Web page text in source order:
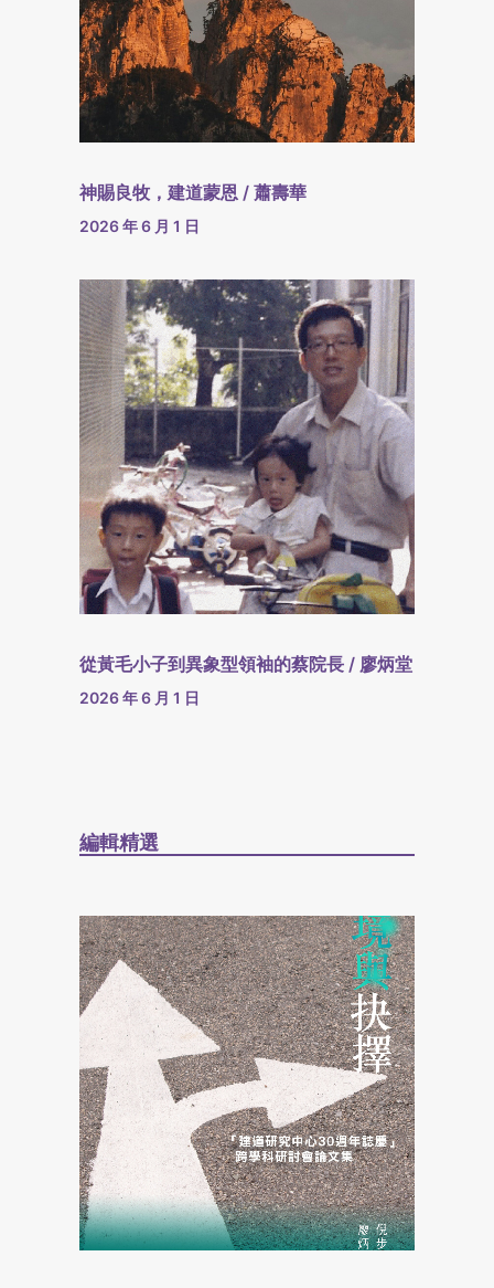
神賜良牧，建道蒙恩 / 蕭壽華
2026 年 6 月 1 日
從黃毛小子到異象型領袖的蔡院長 / 廖炳堂
2026 年 6 月 1 日
編輯精選